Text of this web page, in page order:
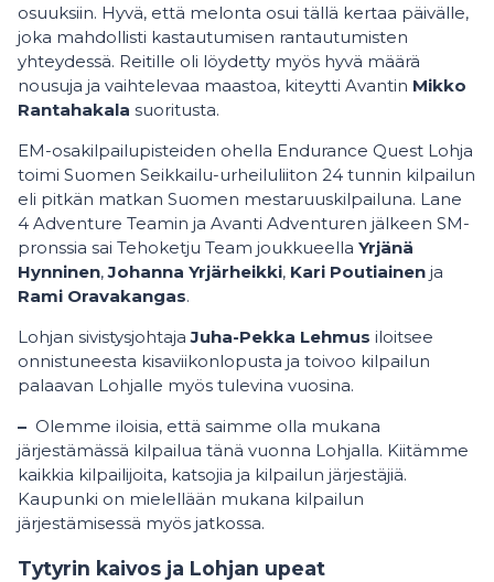
osuuksiin. Hyvä, että melonta osui tällä kertaa päivälle,
joka mahdollisti kastautumisen rantautumisten
yhteydessä. Reitille oli löydetty myös hyvä määrä
nousuja ja vaihtelevaa maastoa, kiteytti Avantin Mikko
Rantahakala suoritusta.
EM-osakilpailupisteiden ohella Endurance Quest Lohja
toimi Suomen Seikkailu-urheiluliiton 24 tunnin kilpailun
eli pitkän matkan Suomen mestaruuskilpailuna. Lane
4 Adventure Teamin ja Avanti Adventuren jälkeen SM-
pronssia sai Tehoketju Team joukkueella Yrjänä
Hynninen,Johanna Yrjärheikki, Kari Poutiainen ja
Rami Oravakangas.
Lohjan sivistysjohtajaJuha-Pekka Lehmus iloitsee
onnistuneesta kisaviikonlopusta ja toivoo kilpailun
palaavan Lohjalle myös tulevina vuosina.
– Olemme iloisia, että saimme olla mukana
järjestämässä kilpailua tänä vuonna Lohjalla. Kiitämme
kaikkia kilpailijoita, katsojia ja kilpailun järjestäjiä.
Kaupunki on mielellään mukana kilpailun
järjestämisessä myös jatkossa.
Tytyrin kaivos ja Lohjan upeat